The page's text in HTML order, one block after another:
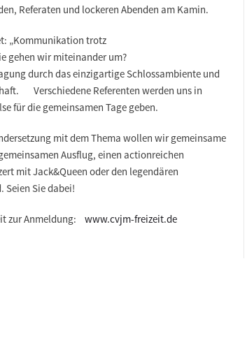
Referaten und lockeren Abenden am Kamin.
„Kommunikation trotz
gehen wir miteinander um?
durch das einzigartige Schlossambiente und
Verschiedene Referenten werden uns in
für die gemeinsamen Tage geben.
mit dem Thema wollen wir gemeinsame
Ausflug, einen actionreichen
mit Jack&Queen oder den legendären
Seien Sie dabei!
zur Anmeldung: www.cvjm-freizeit.de